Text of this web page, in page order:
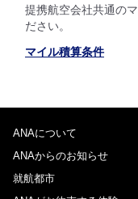
提携航空会社共通の
ださい。
マイル積算条件
ANAについて
ANAからのお知らせ
就航都市